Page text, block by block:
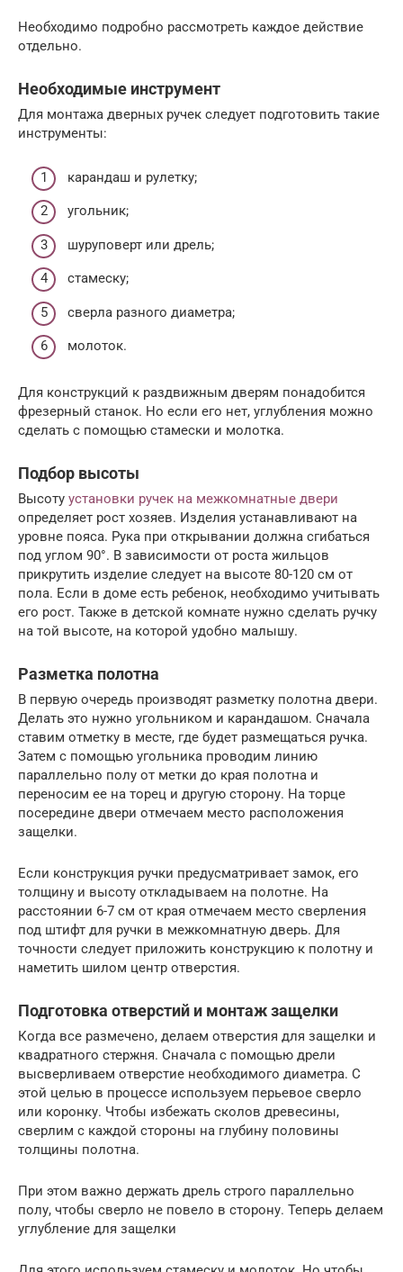
Необходимо подробно рассмотреть каждое действие
отдельно.
Необходимые инструмент
Для монтажа дверных ручек следует подготовить такие
инструменты:
карандаш и рулетку;
угольник;
шуруповерт или дрель;
стамеску;
сверла разного диаметра;
молоток.
Для конструкций к раздвижным дверям понадобится
фрезерный станок. Но если его нет, углубления можно
сделать с помощью стамески и молотка.
Подбор высоты
Высоту установки ручек на межкомнатные двери
определяет рост хозяев. Изделия устанавливают на
уровне пояса. Рука при открывании должна сгибаться
под углом 90°. В зависимости от роста жильцов
прикрутить изделие следует на высоте 80-120 см от
пола. Если в доме есть ребенок, необходимо учитывать
его рост. Также в детской комнате нужно сделать ручку
на той высоте, на которой удобно малышу.
Разметка полотна
В первую очередь производят разметку полотна двери.
Делать это нужно угольником и карандашом. Сначала
ставим отметку в месте, где будет размещаться ручка.
Затем с помощью угольника проводим линию
параллельно полу от метки до края полотна и
переносим ее на торец и другую сторону. На торце
посередине двери отмечаем место расположения
защелки.
Если конструкция ручки предусматривает замок, его
толщину и высоту откладываем на полотне. На
расстоянии 6-7 см от края отмечаем место сверления
под штифт для ручки в межкомнатную дверь. Для
точности следует приложить конструкцию к полотну и
наметить шилом центр отверстия.
Подготовка отверстий и монтаж защелки
Когда все размечено, делаем отверстия для защелки и
квадратного стержня. Сначала с помощью дрели
высверливаем отверстие необходимого диаметра. С
этой целью в процессе используем перьевое сверло
или коронку. Чтобы избежать сколов древесины,
сверлим с каждой стороны на глубину половины
толщины полотна.
При этом важно держать дрель строго параллельно
полу, чтобы сверло не повело в сторону. Теперь делаем
углубление для защелки